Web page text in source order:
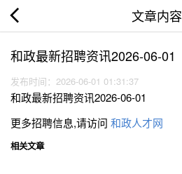
文章内容
和政最新招聘资讯2026-06-01
发布时间：2026-06-01 01:31:37
和政最新招聘资讯2026-06-01
更多招聘信息,请访问 和政人才网
相关文章